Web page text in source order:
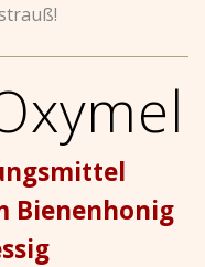
Bienenhonig